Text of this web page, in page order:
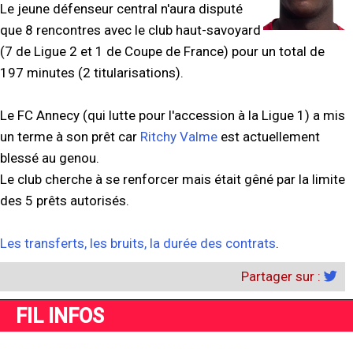
Le jeune défenseur central n'aura disputé
que 8 rencontres avec le club haut-savoyard
(7 de Ligue 2 et 1 de Coupe de France) pour un total de
197 minutes (2 titularisations).
Le FC Annecy (qui lutte pour l'accession à la Ligue 1) a mis
un terme à son prêt car Ritchy Valme est actuellement
blessé au genou.
Le club cherche à se renforcer mais était gêné par la limite
des 5 prêts autorisés.
Les transferts, les bruits, la durée des contrats.
Partager sur :
FIL INFOS